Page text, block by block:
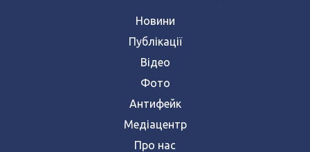
Новини
Публікації
Відео
Фото
Антифейк
Медіацентр
Про нас